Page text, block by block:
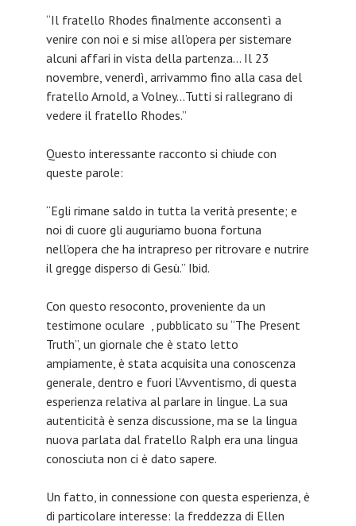
“Il fratello Rhodes finalmente acconsentì a
venire con noi e si mise all’opera per sistemare
alcuni affari in vista della partenza… Il 23
novembre, venerdì, arrivammo fino alla casa del
fratello Arnold, a Volney…Tutti si rallegrano di
vedere il fratello Rhodes.”
Questo interessante racconto si chiude con
queste parole:
“Egli rimane saldo in tutta la verità presente; e
noi di cuore gli auguriamo buona fortuna
nell’opera che ha intrapreso per ritrovare e nutrire
il gregge disperso di Gesù.” Ibid.
Con questo resoconto, proveniente da un
testimone oculare , pubblicato su “The Present
Truth”, un giornale che è stato letto
ampiamente, è stata acquisita una conoscenza
generale, dentro e fuori l’Avventismo, di questa
esperienza relativa al parlare in lingue. La sua
autenticità è senza discussione, ma se la lingua
nuova parlata dal fratello Ralph era una lingua
conosciuta non ci è dato sapere.
Un fatto, in connessione con questa esperienza, è
di particolare interesse: la freddezza di Ellen